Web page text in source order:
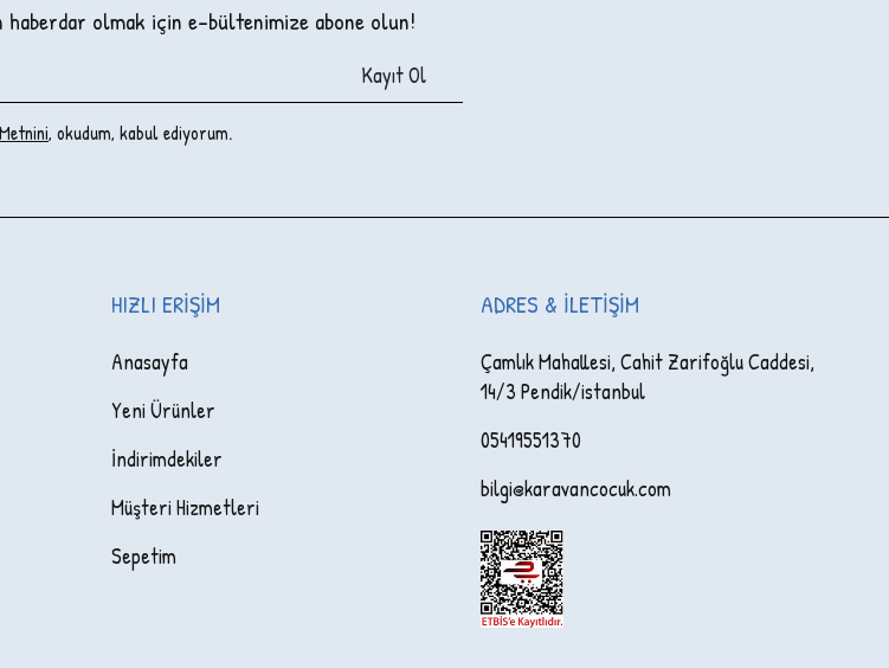
haberdar olmak için e-bültenimize abone olun!
Kayıt Ol
, okudum, kabul ediyorum.
HIZLI ERIŞIM
Anasayfa
Yeni Ürünler
İndirimdekiler
Müşteri Hizmetleri
Sepetim
ADRES & İLETIŞIM
Çamlık Mahallesi, Cahit Zarifoğlu Caddesi,
14/3 Pendik/istanbul
05419551370
bilgi@karavancocuk.com